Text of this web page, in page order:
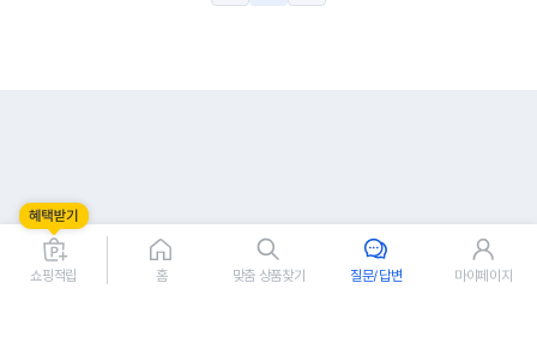
쇼핑적립 홈 맞춤 상품찾기 질문/답변 마이페이지